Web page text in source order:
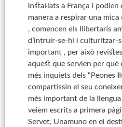
instal·lats a França i podien
manera a respirar una
, comencen els llibertaris
d’intruir-se-hi i culturitzar-
important, per això
aquest que servien per què
més inquiets dels “Peones
compartissin el seu
més important de la
veiem escrits a primera
Servet, Unamuno en el